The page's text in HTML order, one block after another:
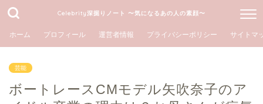
Celebrity深掘りノート 〜気になるあの人の素顔〜
ホーム プロフィール 運営者情報 プライバシーポリシー サイトマ
芸能
ボートレースCMモデル矢吹奈子のア